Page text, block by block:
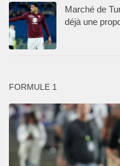
Marché de
déjà une
FORMULE 1